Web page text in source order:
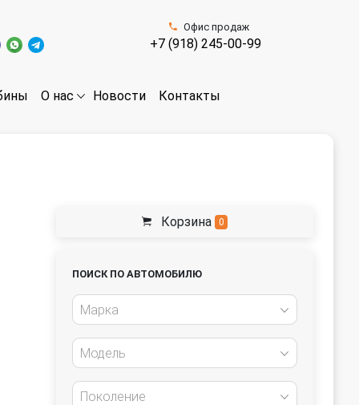
Офис продаж
+7 (918) 245-00-99
О нас Новости Контакты
Корзина 0
ПОИСК ПО АВТОМОБИЛЮ
Марка
Модель
Поколение